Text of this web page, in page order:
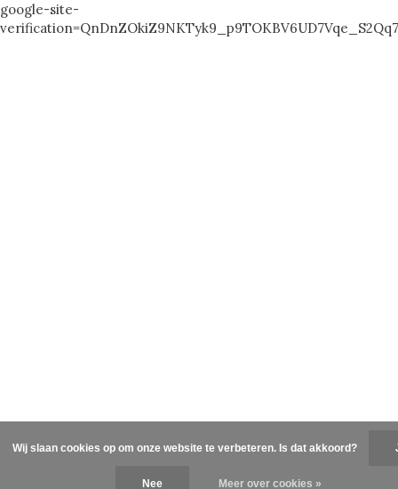
google-site-
Wij slaan cookies op om onze website te verbeteren. Is dat akkoord?
Nee Meer over cookies »